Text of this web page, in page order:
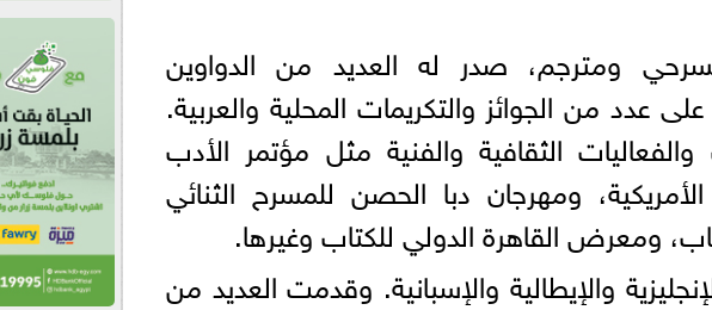
ومترجم، صدر له العديد من الدواوين
عدد من الجوائز والتكريمات المحلية والعربية.
الثقافية والفنية مثل مؤتمر الأدب
ومهرجان دبا الحصن للمسرح الثنائي
ومعرض القاهرة الدولي للكتاب وغيرها.
والإيطالية والإسبانية. وقدمت العديد من